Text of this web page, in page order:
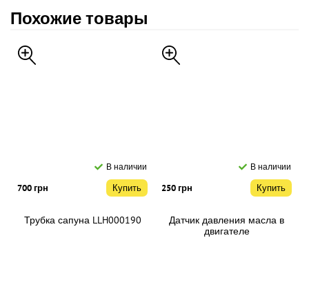
Похожие товары
В наличии
700 грн Купить
Трубка сапуна LLH000190
В наличии
250 грн Купить
Датчик давления масла в
двигателе